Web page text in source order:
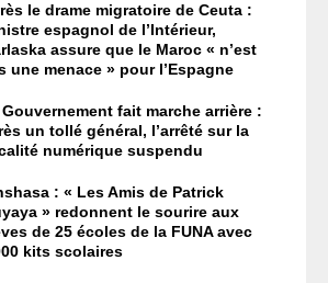
le drame migratoire de Ceuta :
espagnol de l’Intérieur,
assure que le Maroc « n’est
une menace » pour l’Espagne
Gouvernement fait marche arrière :
un tollé général, l’arrêté sur la
numérique suspendu
: « Les Amis de Patrick
» redonnent le sourire aux
de 25 écoles de la FUNA avec
kits scolaires